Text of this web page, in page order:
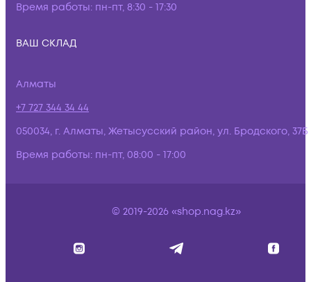
Время работы: пн-пт, 8:30 - 17:30
ВАШ СКЛАД
Алматы
+7 727 344 34 44
050034, г. Алматы, Жетысусский район, ул. Бродского, 37Б
Время работы: пн-пт, 08:00 - 17:00
© 2019-2026 «shop.nag.kz»